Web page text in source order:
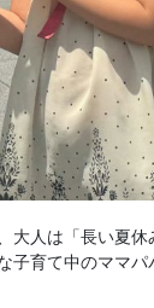
人は「長い夏
育て中のママ